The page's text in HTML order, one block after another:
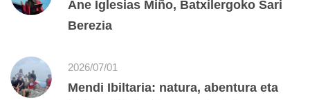
Ane Iglesias Miño, Batxilergoko Sari
Berezia
2026/07/01
Mendi Ibiltaria: natura, abentura eta